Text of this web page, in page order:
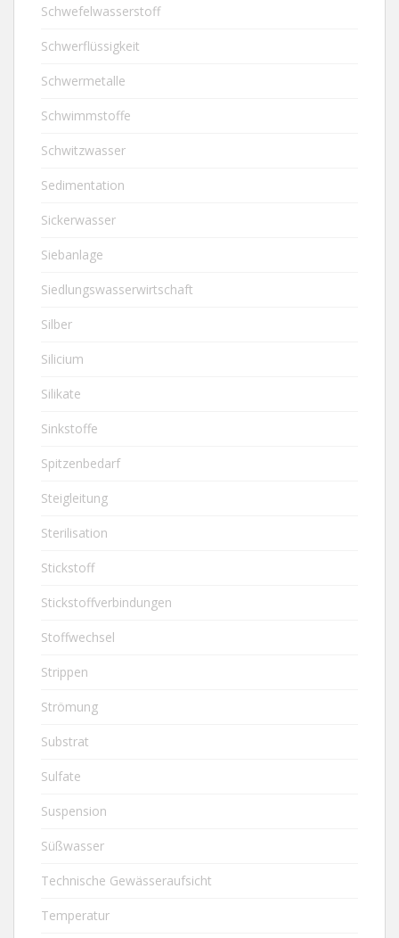
Schwefelwasserstoff
Schwerflüssigkeit
Schwermetalle
Schwimmstoffe
Schwitzwasser
Sedimentation
Sickerwasser
Siebanlage
Siedlungswasserwirtschaft
Silber
Silicium
Silikate
Sinkstoffe
Spitzenbedarf
Steigleitung
Sterilisation
Stickstoff
Stickstoffverbindungen
Stoffwechsel
Strippen
Strömung
Substrat
Sulfate
Suspension
Süßwasser
Technische Gewässeraufsicht
Temperatur